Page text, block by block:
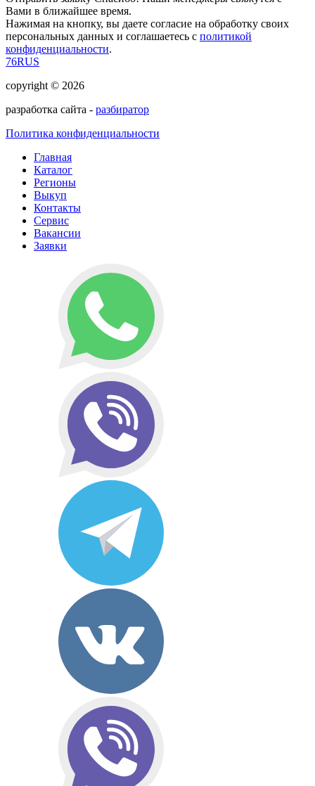
Вами в ближайшее время.
Нажимая на кнопку, вы даете согласие на обработку своих
персональных данных и соглашаетесь с политикой
конфиденциальности.
76RUS
copyright © 2026
разработка сайта - разбиратор
Политика конфиденциальности
Главная
Каталог
Регионы
Выкуп
Контакты
Сервис
Вакансии
Заявки